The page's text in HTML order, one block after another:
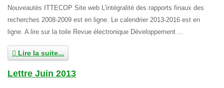
Nouveautés ITTECOP Site web L'intégralité des rapports finaux des
recherches 2008-2009 est en ligne. Le calendrier 2013-2016 est en
ligne. A lire sur la toile Revue électronique Développement ...
Lire la suite...
Lettre Juin 2013